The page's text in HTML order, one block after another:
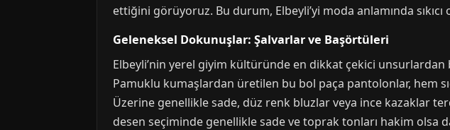
ettiğini görüyoruz. Bu durum, Elbeyli’yi moda anlamında
Geleneksel Dokunuşlar: Şalvarlar ve Başörtüleri
Elbeyli’nin yerel giyim kültüründe en dikkat çekici
Pamuklu kumaşlardan üretilen bu bol paça pantolonlar, hem
Üzerine genellikle sade, düz renk bluzlar veya ince kazaklar
desen seçiminde genellikle sade ve toprak tonları hakim olsa